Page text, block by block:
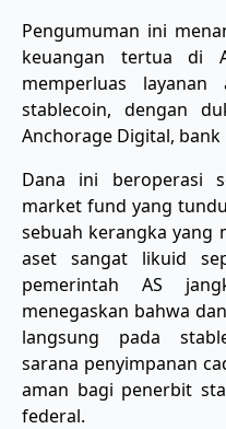
Pengumuman ini
keuangan tertua di
memperluas
stablecoin, dengan
Anchorage Digital,
Dana ini beroperasi
market fund yang
sebuah kerangka yang
aset sangat likuid
pemerintah AS
menegaskan bahwa
langsung pada
sarana penyimpanan
aman bagi penerbit
federal.